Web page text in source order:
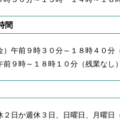
間
）午前９時３０分～１８時４０分
前９時～１８時１０分（残業なし）
２日か週休３日、日曜日、月曜日